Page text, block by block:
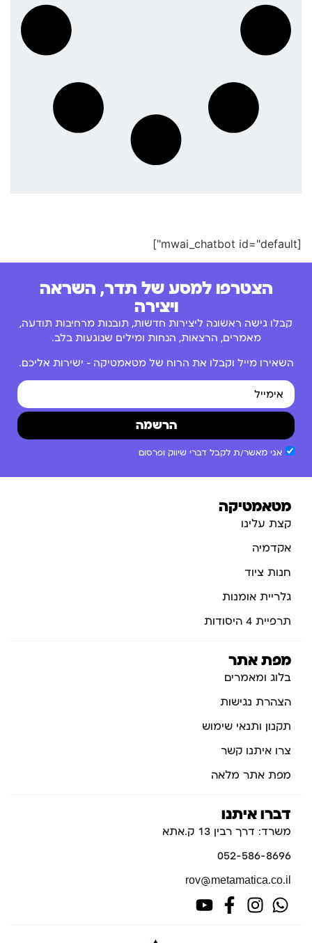
[mwai_chatbot id="default"]
הצטרפו למסע של תדר, השראה
ויצירה
קבלו גישה ראשונה ליצירות חדשות, תובנות מרחיבות תודעה,
מאמרים, הרצאות, הנחות ומילים שנוגעות בלב.
השאירו מייל וקבלו את הרוח של מטאמטיקה – ישירות אליכם.
אני מאשר/ת לקבל דברי שיווק ופרסום
הרשמה
מטאמטיקה
קצת עלינו
אקדמיה
חנות ציוד
גלריית אומנות
תרפיית 4 היסודות
מפת אתר
בלוג ומאמרים
הצהרת נגישות
תקנון ותנאי שימוש
צרו איתנו קשר
מפת אתר מלאה
דברו איתנו
משרד: דרך רבין 13 ק.אתא
052-586-8696
rov@metamatica.co.il